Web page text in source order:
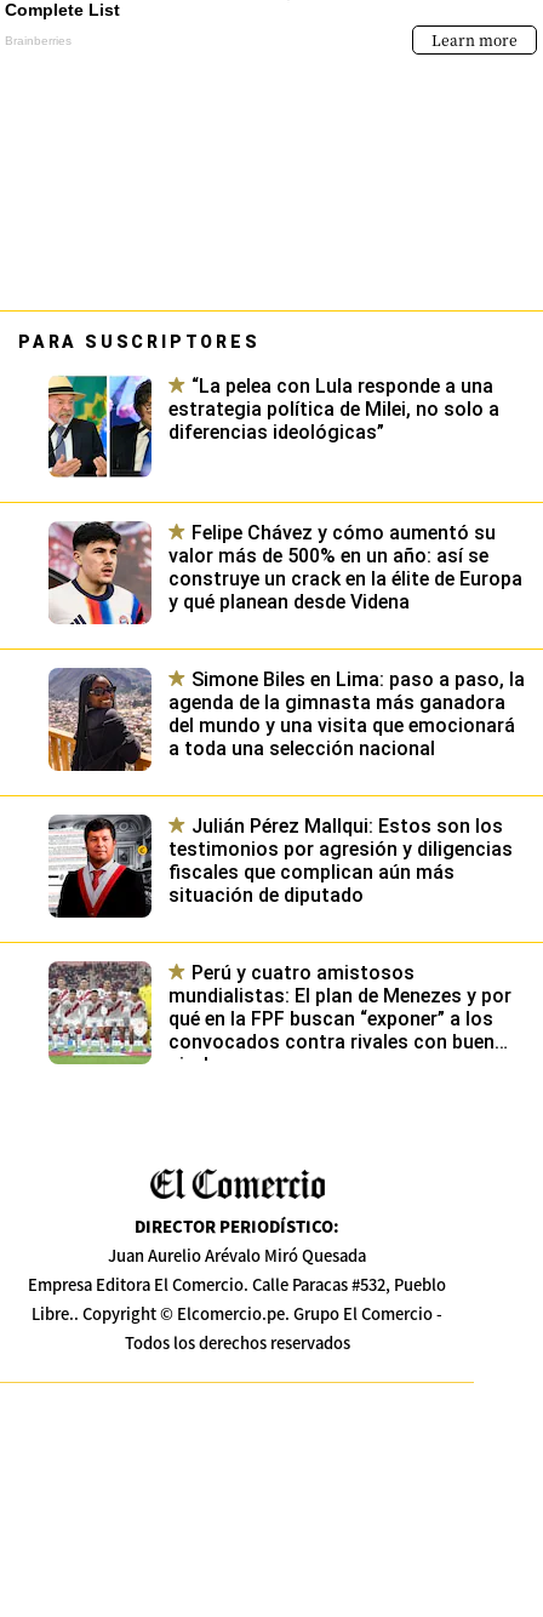
PARA SUSCRIPTORES
“La pelea con Lula responde a una
estrategia política de Milei, no solo a
diferencias ideológicas”
Felipe Chávez y cómo aumentó su
valor más de 500% en un año: así se
construye un crack en la élite de Europa
y qué planean desde Videna
Simone Biles en Lima: paso a paso, la
agenda de la gimnasta más ganadora
del mundo y una visita que emocionará
a toda una selección nacional
Julián Pérez Mallqui: Estos son los
testimonios por agresión y diligencias
fiscales que complican aún más
situación de diputado
Perú y cuatro amistosos
mundialistas: El plan de Menezes y por
qué en la FPF buscan “exponer” a los
convocados contra rivales con buen
nivel
DIRECTOR PERIODÍSTICO:
Juan Aurelio Arévalo Miró Quesada
Empresa Editora El Comercio. Calle Paracas #532, Pueblo
Libre.. Copyright © Elcomercio.pe. Grupo El Comercio -
Todos los derechos reservados